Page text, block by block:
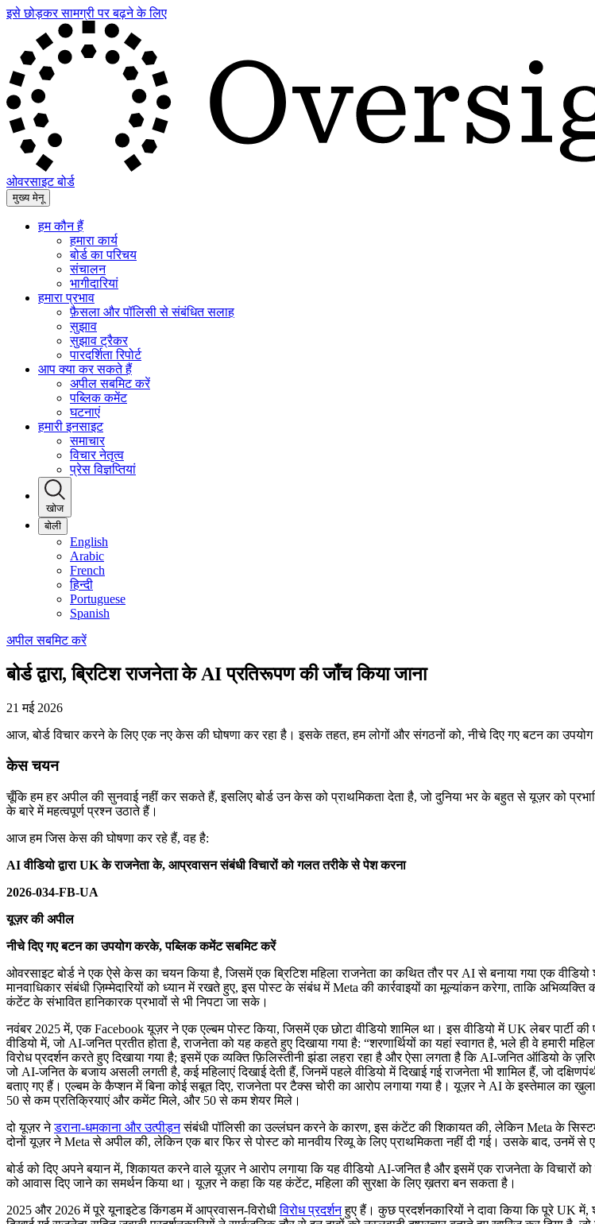
इसे छोड़कर सामग्री पर बढ़ने के लिए
ओवरसाइट बोर्ड
मुख्य मेनू
हम कौन हैं
हमारा कार्य
बोर्ड का परिचय
संचालन
भागीदारियां
हमारा प्रभाव
फ़ैसला और पॉलिसी से संबंधित सलाह
सुझाव
सुझाव ट्रैकर
पारदर्शिता रिपोर्ट
आप क्या कर सकते हैं
अपील सबमिट करें
पब्लिक कमेंट
घटनाएं
हमारी इनसाइट
समाचार
विचार नेतृत्व
प्रेस विज्ञप्तियां
खोज
बोली
English
Arabic
French
हिन्दी
Portuguese
Spanish
अपील सबमिट करें
बोर्ड द्वारा, ब्रिटिश राजनेता के AI प्रतिरूपण की जाँच किया जाना
21 मई 2026
आज, बोर्ड विचार करने के लिए एक नए केस की घोषणा कर रहा है। इसके तहत, हम लोगों और संगठनों को, नीचे दिए गए बटन का
केस चयन
चूँकि हम हर अपील की सुनवाई नहीं कर सकते हैं, इसलिए बोर्ड उन केस को प्राथमिकता देता है, जो दुनिया भर के बहुत से यूज़र को
के बारे में महत्वपूर्ण प्रश्न उठाते हैं।
आज हम जिस केस की घोषणा कर रहे हैं, वह है:
AI वीडियो द्वारा UK के राजनेता के, आप्रवासन संबंधी विचारों को गलत तरीके से पेश करना
2026-034-FB-UA
यूज़र की अपील
नीचे दिए गए बटन का उपयोग करके, पब्लिक कमेंट सबमिट करें
ओवरसाइट बोर्ड ने एक ऐसे केस का चयन किया है, जिसमें एक ब्रिटिश महिला राजनेता का कथित तौर पर AI से बनाया गया एक
मानवाधिकार संबंधी ज़िम्मेदारियों को ध्यान में रखते हुए, इस पोस्ट के संबंध में Meta की कार्रवाइयों का मूल्यांकन करेगा, ताकि
कंटेंट के संभावित हानिकारक प्रभावों से भी निपटा जा सके।
नवंबर 2025 में, एक Facebook यूज़र ने एक एल्बम पोस्ट किया, जिसमें एक छोटा वीडियो शामिल था। इस वीडियो में UK लेबर पार्टी
वीडियो में, जो AI-जनित प्रतीत होता है, राजनेता को यह कहते हुए दिखाया गया है: “शरणार्थियों का यहां स्वागत है, भले ही वे हमारी
विरोध प्रदर्शन करते हुए दिखाया गया है; इसमें एक व्यक्ति फ़िलिस्तीनी झंडा लहरा रहा है और ऐसा लगता है कि AI-जनित ऑडियो के
जो AI-जनित के बजाय असली लगती है, कई महिलाएं दिखाई देती हैं, जिनमें पहले वीडियो में दिखाई गई राजनेता भी शामिल हैं, जो
बताए गए हैं। एल्बम के कैप्शन में बिना कोई सबूत दिए, राजनेता पर टैक्स चोरी का आरोप लगाया गया है। यूज़र ने AI के इस्तेमाल का
50 से कम प्रतिक्रियाएं और कमेंट मिले, और 50 से कम शेयर मिले।
दो यूज़र नेडराना-धमकाना और उत्पीड़नसंबंधी पॉलिसी का उल्लंघन करने के कारण, इस कंटेंट की शिकायत की, लेकिन Meta के सिस्टम
दोनों यूज़र ने Meta से अपील की, लेकिन एक बार फिर से पोस्ट को मानवीय रिव्यू के लिए प्राथमिकता नहीं दी गई। उसके बाद, उनमें से
बोर्ड को दिए अपने बयान में, शिकायत करने वाले यूज़र ने आरोप लगाया कि यह वीडियो AI-जनित है और इसमें एक राजनेता के विचारों
को आवास दिए जाने का समर्थन किया था। यूज़र ने कहा कि यह कंटेंट, महिला की सुरक्षा के लिए ख़तरा बन सकता है।
2025 और 2026 में पूरे यूनाइटेड किंगडम में आप्रवासन-विरोधीविरोध प्रदर्शनहुए हैं। कुछ प्रदर्शनकारियों ने दावा किया कि पूरे UK में,